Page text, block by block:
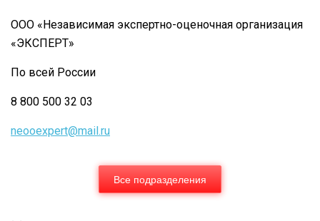
ООО «Независимая экспертно-оценочная организация
«ЭКСПЕРТ»
По всей России
8 800 500 32 03
neooexpert@mail.ru
Все подразделения